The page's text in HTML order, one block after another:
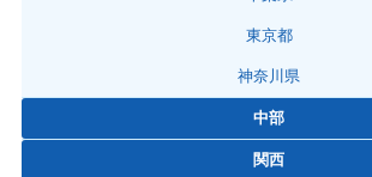
東京都
神奈川県
中部
関西